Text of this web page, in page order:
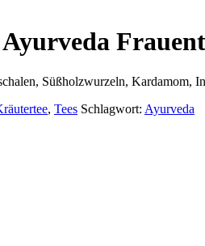
Süßholzwurzeln, Kardamom,
, Tees Schlagwort: Ayurveda